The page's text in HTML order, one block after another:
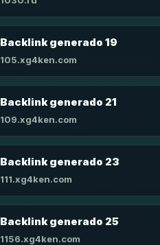
Backlink generado 19
105.xg4ken.com
Backlink generado 21
109.xg4ken.com
Backlink generado 23
111.xg4ken.com
Backlink generado 25
1156.xg4ken.com